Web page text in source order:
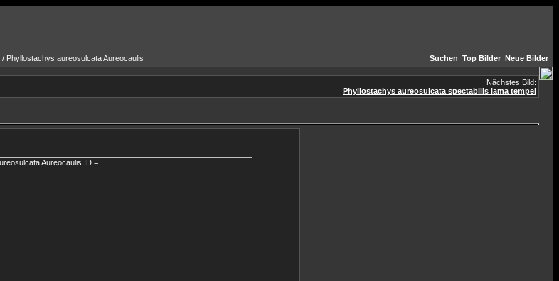
/ Phyllostachys aureosulcata Aureocaulis Suchen Top Bilder Neue Bilder
Nächstes Bild:
Phyllostachys aureosulcata spectabilis lama tempel